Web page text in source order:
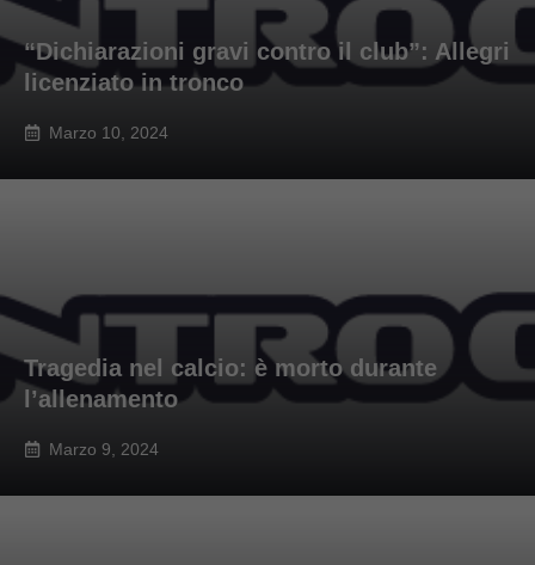
“Dichiarazioni gravi contro il club”: Allegri
licenziato in tronco
Marzo 10, 2024
Tragedia nel calcio: è morto durante
l’allenamento
Marzo 9, 2024